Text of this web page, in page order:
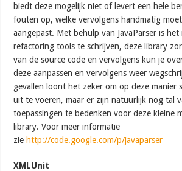
biedt deze mogelijk niet of levert een hele
fouten op, welke vervolgens handmatig
aangepast. Met behulp van JavaParser is
refactoring tools te schrijven, deze library
van de source code en vervolgens kun je
deze aanpassen en vervolgens weer
gevallen loont het zeker om op deze manier
uit te voeren, maar er zijn natuurlijk nog tal
toepassingen te bedenken voor deze kleine
library. Voor meer informatie
zie http://code.google.com/p/javaparser
XMLUnit